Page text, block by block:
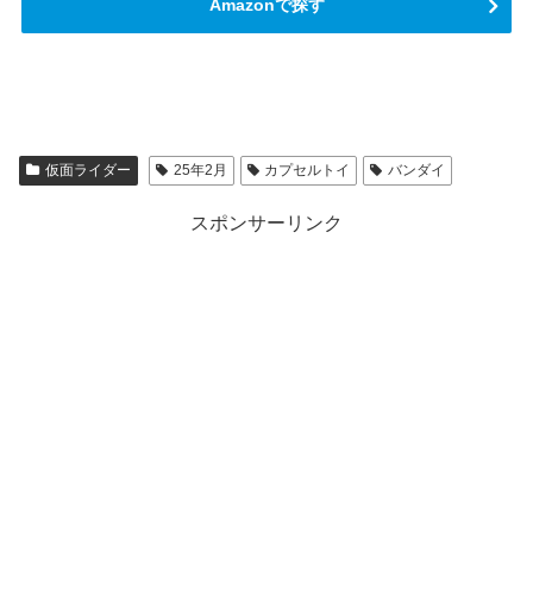
Amazonで探す
仮面ライダー 25年2月 カプセルトイ バンダイ
スポンサーリンク